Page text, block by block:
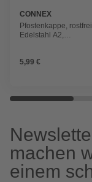
CONNEX
Pfostenkappe,
Edelstahl A2,
5,99 €
machen
einem